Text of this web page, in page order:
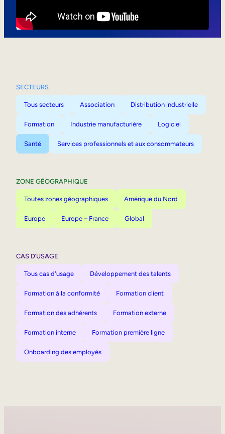
SECTEURS
Tous secteurs Association Distribution industrielle
Formation Industrie manufacturière Logiciel
Santé Services professionnels et aux consommateurs
ZONE GÉOGRAPHIQUE
Toutes zones géographiques Amérique du Nord
Europe Europe – France Global
CAS D’USAGE
Tous cas d'usage Développement des talents
Formation à la conformité Formation client
Formation des adhérents Formation externe
Formation interne Formation première ligne
Onboarding des employés